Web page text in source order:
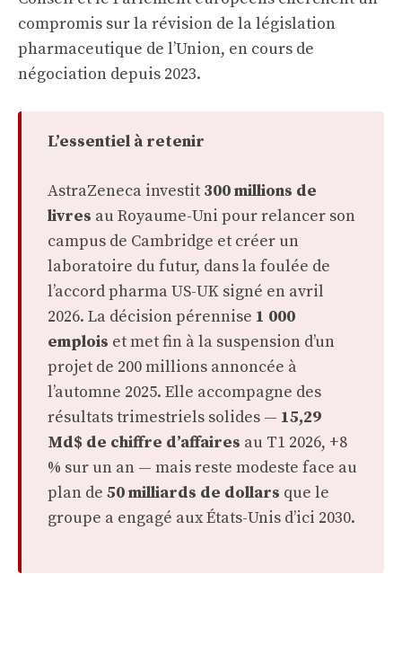
compromis sur la révision de la législation
pharmaceutique de l’Union, en cours de
négociation depuis 2023.
L’essentiel à retenir
AstraZeneca investit 300 millions de
livres au Royaume-Uni pour relancer son
campus de Cambridge et créer un
laboratoire du futur, dans la foulée de
l’accord pharma US-UK signé en avril
2026. La décision pérennise 1 000
emplois et met fin à la suspension d’un
projet de 200 millions annoncée à
l’automne 2025. Elle accompagne des
résultats trimestriels solides — 15,29
Md$ de chiffre d’affaires au T1 2026, +8
% sur un an — mais reste modeste face au
plan de 50 milliards de dollars que le
groupe a engagé aux États-Unis d’ici 2030.